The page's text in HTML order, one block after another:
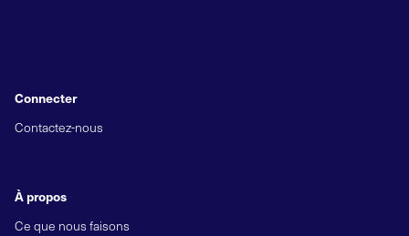
À propos
Ce que nous faisons
Connecter
Contactez-nous